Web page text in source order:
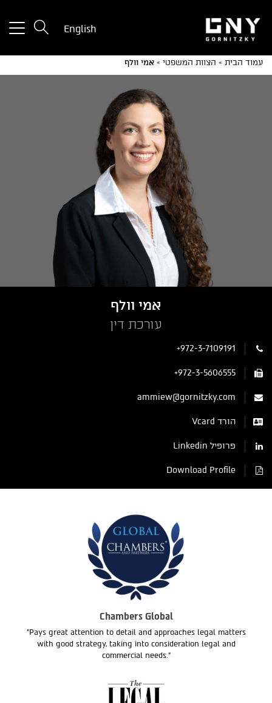
English
עמוד הבית » הצוות המשפטי » אמי וולף
אמי וולף
עורכת דין
+972-3-7109191
+972-3-5606555
ammiew@gornitzky.com
הורד Vcard
פרופיל Linkedin
Download Profile
Chambers Global
"Pays great attention to detail and approaches legal matters
with good strategy, taking into consideration legal and
commercial needs."